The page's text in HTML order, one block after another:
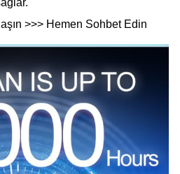
>>> Hemen Sohbet Edin